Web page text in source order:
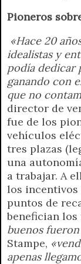
Pioneros
«Hace 20
idealistas y
podía dedicar
ganando con
que no
director de
fue de los
vehículos
tres plazas
una
a trabajar. A
los incentivos
puntos de
benefician
buenos
Stampe,
apenas